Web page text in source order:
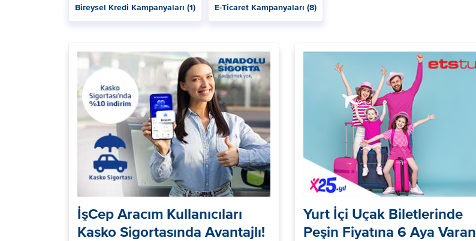
Bireysel Kredi Kampanyaları (1) E-Ticaret Kampanyaları (8)
İşCep Aracım Kullanıcıları
Kasko Sigortasında Avantajlı!
Yurt İçi Uçak Biletlerinde
Peşin Fiyatına 6 Aya Varan